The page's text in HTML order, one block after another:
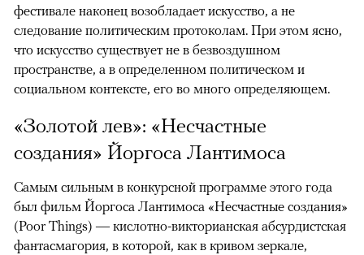
фестивале наконец возобладает искусство, а не
следование политическим протоколам. При этом ясно,
что искусство существует не в безвоздушном
пространстве, а в определенном политическом и
социальном контексте, его во много определяющем.
«Золотой лев»: «Несчастные
создания» Йоргоса Лантимоса
Самым сильным в конкурсной программе этого года
был фильм Йоргоса Лантимоса «Несчастные создания»
(Poor Things) — кислотно-викторианская абсурдистская
фантасмагория, в которой, как в кривом зеркале,